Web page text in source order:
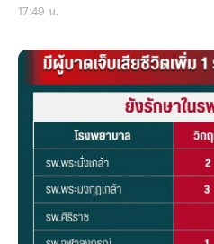
17:49 น.